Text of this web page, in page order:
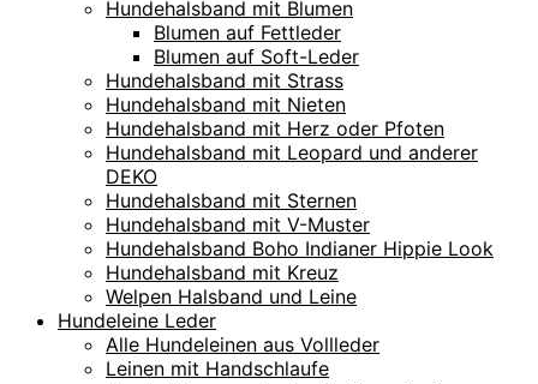
Hundehalsband mit Blumen
Blumen auf Fettleder
Blumen auf Soft-Leder
Hundehalsband mit Strass
Hundehalsband mit Nieten
Hundehalsband mit Herz oder Pfoten
Hundehalsband mit Leopard und anderer
DEKO
Hundehalsband mit Sternen
Hundehalsband mit V-Muster
Hundehalsband Boho Indianer Hippie Look
Hundehalsband mit Kreuz
Welpen Halsband und Leine
Hundeleine Leder
Alle Hundeleinen aus Vollleder
Leinen mit Handschlaufe